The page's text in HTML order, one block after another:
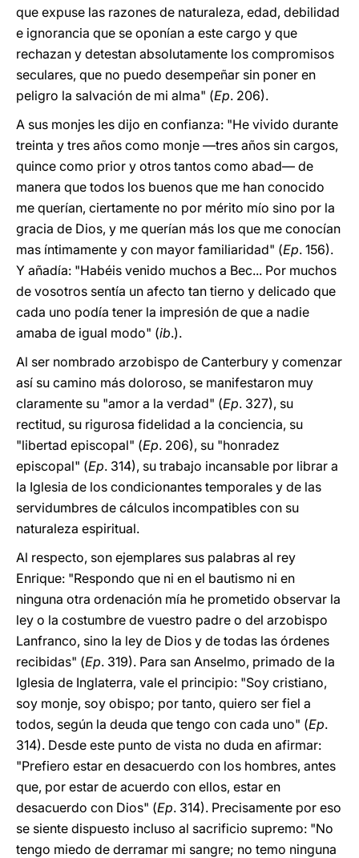
que expuse las razones de naturaleza, edad, debilidad
e ignorancia que se oponían a este cargo y que
rechazan y detestan absolutamente los compromisos
seculares, que no puedo desempeñar sin poner en
peligro la salvación de mi alma" (Ep. 206).
A sus monjes les dijo en confianza: "He vivido durante
treinta y tres años como monje —tres años sin cargos,
quince como prior y otros tantos como abad— de
manera que todos los buenos que me han conocido
me querían, ciertamente no por mérito mío sino por la
gracia de Dios, y me querían más los que me conocían
mas íntimamente y con mayor familiaridad" (Ep. 156).
Y añadía: "Habéis venido muchos a Bec... Por muchos
de vosotros sentía un afecto tan tierno y delicado que
cada uno podía tener la impresión de que a nadie
amaba de igual modo" (ib.).
Al ser nombrado arzobispo de Canterbury y comenzar
así su camino más doloroso, se manifestaron muy
claramente su "amor a la verdad" (Ep. 327), su
rectitud, su rigurosa fidelidad a la conciencia, su
"libertad episcopal" (Ep. 206), su "honradez
episcopal" (Ep. 314), su trabajo incansable por librar a
la Iglesia de los condicionantes temporales y de las
servidumbres de cálculos incompatibles con su
naturaleza espiritual.
Al respecto, son ejemplares sus palabras al rey
Enrique: "Respondo que ni en el bautismo ni en
ninguna otra ordenación mía he prometido observar la
ley o la costumbre de vuestro padre o del arzobispo
Lanfranco, sino la ley de Dios y de todas las órdenes
recibidas" (Ep. 319). Para san Anselmo, primado de la
Iglesia de Inglaterra, vale el principio: "Soy cristiano,
soy monje, soy obispo; por tanto, quiero ser fiel a
todos, según la deuda que tengo con cada uno" (Ep.
314). Desde este punto de vista no duda en afirmar:
"Prefiero estar en desacuerdo con los hombres, antes
que, por estar de acuerdo con ellos, estar en
desacuerdo con Dios" (Ep. 314). Precisamente por eso
se siente dispuesto incluso al sacrificio supremo: "No
tengo miedo de derramar mi sangre; no temo ninguna